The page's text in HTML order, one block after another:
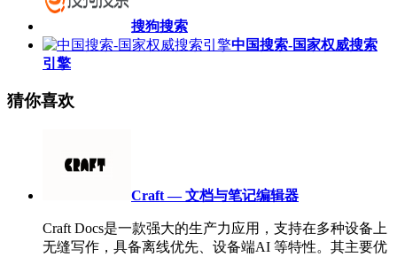
搜狗搜索
中国搜索-国家权威搜索
引擎
猜你喜欢
Craft — 文档与笔记编辑器
Craft Docs是一款强大的生产力应用，支持在多种设备上
无缝写作，具备离线优先、设备端AI 等特性。其主要优